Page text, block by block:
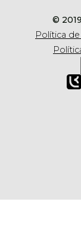
©
Política